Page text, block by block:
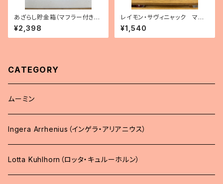
あざらし貯金箱（マフラー付き・
フィンランド製）
¥2,398
レイモン・サヴィニャック マグ
カップ「清潔な街キャンペーン」
¥1,540
CATEGORY
ムーミン
Ingera Arrhenius（インゲラ・アリアニウス）
Lotta Kuhlhorn（ロッタ・キュルーホルン）